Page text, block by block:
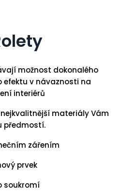
možnost dokonalého
efektu v návaznosti na
interiérů
materiály Vám
předmostí.
zářením
prvek
soukromí